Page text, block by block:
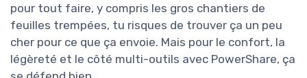
pour tout faire, y compris les gros chantiers de
feuilles trempées, tu risques de trouver ça un peu
cher pour ce que ça envoie. Mais pour le confort, la
légèreté et le côté multi-outils avec PowerShare, ça